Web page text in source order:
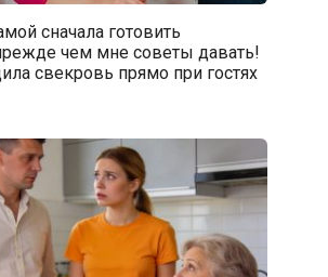
сначала готовить
чем мне советы давать!
свекровь прямо при гостях